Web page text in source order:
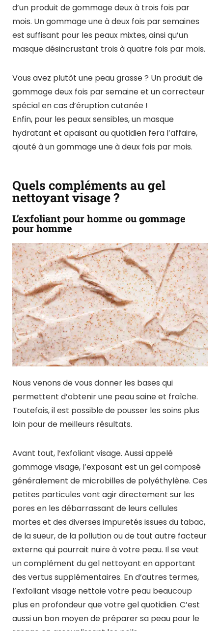
d’un produit de gommage deux à trois fois par
mois. Un gommage une à deux fois par semaines
est suffisant pour les peaux mixtes, ainsi qu’un
masque désincrustant trois à quatre fois par mois.
Vous avez plutôt une peau grasse ? Un produit de
gommage deux fois par semaine et un correcteur
spécial en cas d’éruption cutanée !
Enfin, pour les peaux sensibles, un masque
hydratant et apaisant au quotidien fera l’affaire,
ajouté à un gommage une à deux fois par mois.
Quels compléments au gel
nettoyant visage ?
L’exfoliant pour homme ou gommage
pour homme
Nous venons de vous donner les bases qui
permettent d’obtenir une peau saine et fraîche.
Toutefois, il est possible de pousser les soins plus
loin pour de meilleurs résultats.
Avant tout, l’exfoliant visage. Aussi appelé
gommage visage, l’exposant est un gel composé
généralement de microbilles de polyéthylène. Ces
petites particules vont agir directement sur les
pores en les débarrassant de leurs cellules
mortes et des diverses impuretés issues du tabac,
de la sueur, de la pollution ou de tout autre facteur
externe qui pourrait nuire à votre peau. Il se veut
un complément du gel nettoyant en apportant
des vertus supplémentaires. En d’autres termes,
l’exfoliant visage nettoie votre peau beaucoup
plus en profondeur que votre gel quotidien. C’est
aussi un bon moyen de préparer sa peau pour le